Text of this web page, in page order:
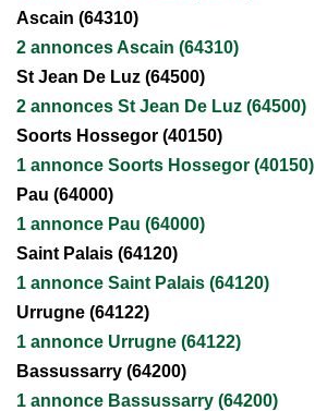
Ascain (64310)
2 annonces Ascain (64310)
St Jean De Luz (64500)
2 annonces St Jean De Luz (64500)
Soorts Hossegor (40150)
1 annonce Soorts Hossegor (40150)
Pau (64000)
1 annonce Pau (64000)
Saint Palais (64120)
1 annonce Saint Palais (64120)
Urrugne (64122)
1 annonce Urrugne (64122)
Bassussarry (64200)
1 annonce Bassussarry (64200)